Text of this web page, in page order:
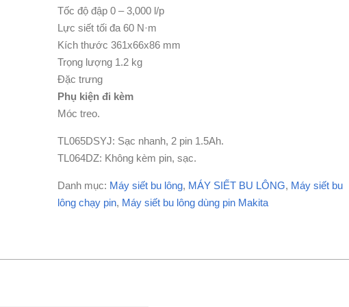
Tốc độ đập 0 – 3,000 l/p
Lực siết tối đa 60 N·m
Kích thước 361x66x86 mm
Trọng lượng 1.2 kg
Đặc trưng
Phụ kiện đi kèm
Móc treo.
TL065DSYJ: Sạc nhanh, 2 pin 1.5Ah.
TL064DZ: Không kèm pin, sạc.
Danh mục: Máy siết bu lông, MÁY SIẾT BU LÔNG, Máy siết bu
lông chạy pin, Máy siết bu lông dùng pin Makita